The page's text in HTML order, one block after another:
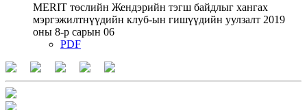
MERIT төслийн Жендэрийн тэгш байдлыг хангах
мэргэжилтнүүдийн клуб-ын гишүүдийн уулзалт 2019
оны 8-р сарын 06
PDF